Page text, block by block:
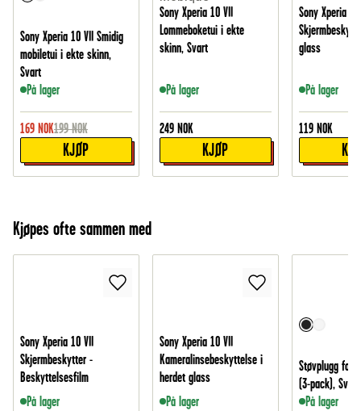
Sony Xperia 10 VII Smidig
mobiletui i ekte skinn,
Svart
På lager
169 NOK199 NOK
KJØP
Sony Xperia 10 VII
Lommeboketui i ekte
skinn, Svart
På lager
249 NOK
KJØP
Sony Xperia
glass
På lager
119 NOK
Kjøpes ofte sammen med
Sony Xperia 10 VII
Skjermbeskytter -
Beskyttelsesfilm
På lager
Sony Xperia 10 VII
Kameralinsebeskyttelse i
herdet glass
På lager
Støvplugg for
(3-pack), Svart
På lager